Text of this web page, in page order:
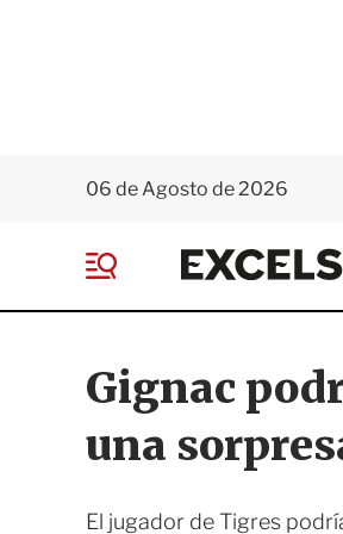
06 de Agosto de 2026
e
Gignac
una
El jugador de Tigres